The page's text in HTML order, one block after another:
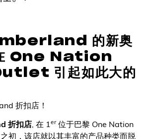
的新奥
在 One Nation
引起如此大的
折扣店！
折扣店, 在 1er位于巴黎 One Nation
初，该店就以其丰富的产品种类而脱